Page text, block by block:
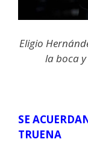
Eligio
la boca y
SE
TRUENA